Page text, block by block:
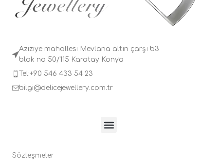
Aziziye mahallesi Mevlana altın çarşı b3
blok no 50/115 Karatay Konya
Tel:+90 546 433 54 23
bilgi@delicejewellery.com.tr
Sözleşmeler